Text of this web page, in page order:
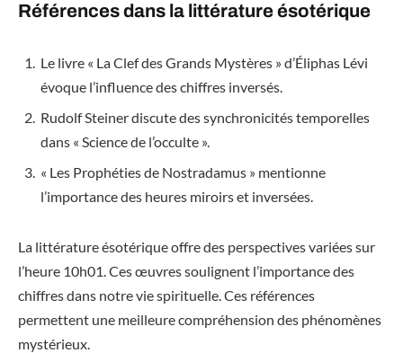
Références dans la littérature ésotérique
Le livre « La Clef des Grands Mystères » d’Éliphas Lévi
évoque l’influence des chiffres inversés.
Rudolf Steiner discute des synchronicités temporelles
dans « Science de l’occulte ».
« Les Prophéties de Nostradamus » mentionne
l’importance des heures miroirs et inversées.
La littérature ésotérique offre des perspectives variées sur
l’heure 10h01. Ces œuvres soulignent l’importance des
chiffres dans notre vie spirituelle. Ces références
permettent une meilleure compréhension des phénomènes
mystérieux.